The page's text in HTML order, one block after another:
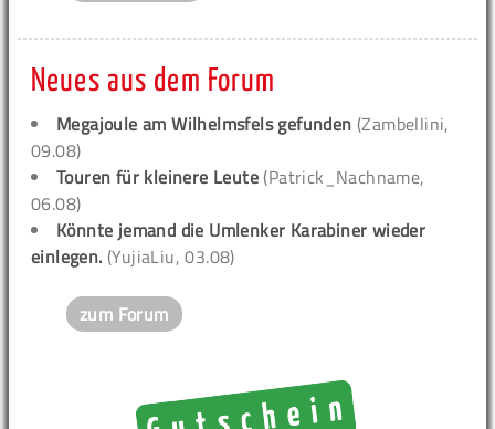
Neues aus dem Forum
Megajoule am Wilhelmsfels gefunden (Zambellini,
09.08)
Touren für kleinere Leute (Patrick_Nachname,
06.08)
Könnte jemand die Umlenker Karabiner wieder
einlegen. (YujiaLiu, 03.08)
zum Forum